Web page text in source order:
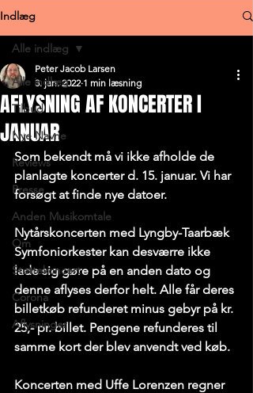
Indlæg
Alle indlæg
Tilbud
Nye Navne
Reviews
Presse
Anden Musikomtale
Om
Støttekoncert
Corona
Aflysninger
Alle indlæg
AFLYSNING AF KONCERTER I
JANUAR
Peter Jacob Larsen
3. jan. 2022 1 min læsning
Som bekendt må vi ikke afholde de
planlagte koncerter d. 15. januar. Vi har
forsøgt at finde nye datoer.
Nytårskoncerten med Lyngby-Taarbæk
Symfoniorkester kan desværre ikke
lade sig gøre på en anden dato og
denne aflyses derfor helt. Alle får deres
billetkøb refunderet minus gebyr på kr.
25,- pr. billet. Pengene refunderes til
samme kort der blev anvendt ved køb.
Koncerten med Uffe Lorenzen regner